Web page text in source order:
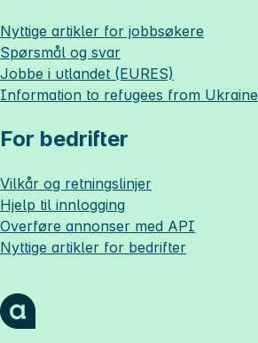
Nyttige artikler for jobbsøkere
Spørsmål og svar
Jobbe i utlandet (EURES)
Information to refugees from Ukraine
For bedrifter
Vilkår og retningslinjer
Hjelp til innlogging
Overføre annonser med API
Nyttige artikler for bedrifter